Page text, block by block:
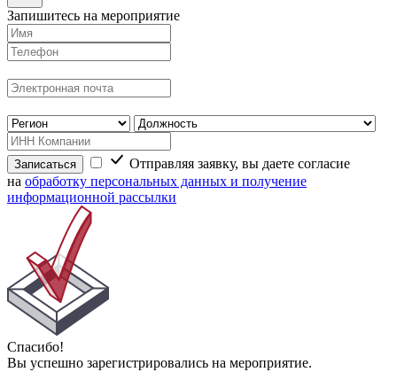
Запишитесь на мероприятие
Записаться
Отправляя заявку, вы даете согласие
на обработку персональных данных и получение
информационной рассылки
Спасибо!
Вы успешно зарегистрировались на мероприятие.